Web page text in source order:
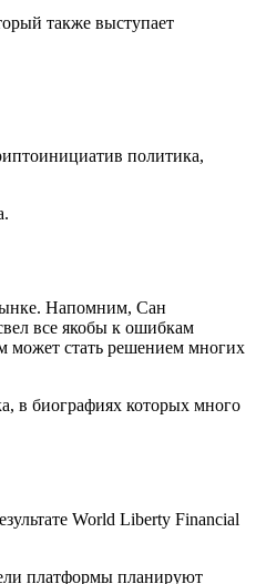
также выступает
политика,
Напомним, Сан
все якобы к ошибкам
стать решением многих
в биографиях которых много
World Liberty Financial
платформы планируют